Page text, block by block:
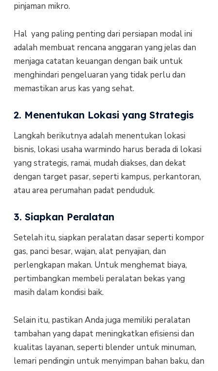
pinjaman mikro.
Hal yang paling penting dari persiapan modal ini
adalah membuat rencana anggaran yang jelas dan
menjaga catatan keuangan dengan baik untuk
menghindari pengeluaran yang tidak perlu dan
memastikan arus kas yang sehat.
2. Menentukan Lokasi yang Strategis
Langkah berikutnya adalah menentukan lokasi
bisnis, lokasi usaha warmindo harus berada di lokasi
yang strategis, ramai, mudah diakses, dan dekat
dengan target pasar, seperti kampus, perkantoran,
atau area perumahan padat penduduk.
3. Siapkan Peralatan
Setelah itu, siapkan peralatan dasar seperti kompor
gas, panci besar, wajan, alat penyajian, dan
perlengkapan makan. Untuk menghemat biaya,
pertimbangkan membeli peralatan bekas yang
masih dalam kondisi baik.
Selain itu, pastikan Anda juga memiliki peralatan
tambahan yang dapat meningkatkan efisiensi dan
kualitas layanan, seperti blender untuk minuman,
lemari pendingin untuk menyimpan bahan baku, dan